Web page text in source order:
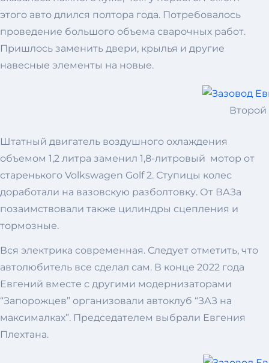
этого авто длился полтора года. Потребовалось
проведение большого объема сварочных работ.
Пришлось заменить двери, крылья и другие
навесные элементы на новые.
Штатный двигатель воздушного охлаждения
объемом 1,2 литра заменил 1,8-литровый мотор от
старенького Volkswagen Golf 2. Ступицы колес
доработали на вазовскую разболтовку. От ВАЗа
позаимствовали также цилиндры сцепления и
тормозные.
Вся электрика современная. Следует отметить, что
автолюбитель все сделал сам. В конце 2022 года
Евгений вместе с другими модернизаторами
“Запорожцев” организовали автоклуб “ЗАЗ на
максималках”. Председателем выбрали Евгения
Плехтана.